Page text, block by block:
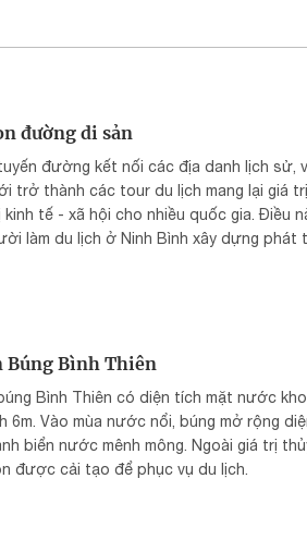
đường di sản
đường kết nối các địa danh lịch sử,
trở thành các tour du lịch mang lại giá trị
kinh tế - xã hội cho nhiều quốc gia. Điều
làm du lịch ở Ninh Bình xây dựng phát
Búng Bình Thiên
Bình Thiên có diện tích mặt nước
6m. Vào mùa nước nổi, búng mở rộng
biển nước mênh mông. Ngoài giá trị
được cải tạo để phục vụ du lịch.